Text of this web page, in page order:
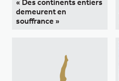
« Des continents entiers
demeurent en
souffrance »